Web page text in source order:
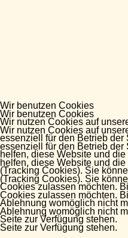
Wir benutzen Cookies
Wir nutzen Cookies auf
essenziell für den Betrieb
helfen, diese Website und
(Tracking Cookies). Sie
Cookies zulassen möchten.
Ablehnung womöglich nicht
Seite zur Verfügung stehen.
Wir benutzen Cookies
Wir nutzen Cookies auf
essenziell für den Betrieb
helfen, diese Website und
(Tracking Cookies). Sie
Cookies zulassen möchten.
Ablehnung womöglich nicht
Seite zur Verfügung stehen.